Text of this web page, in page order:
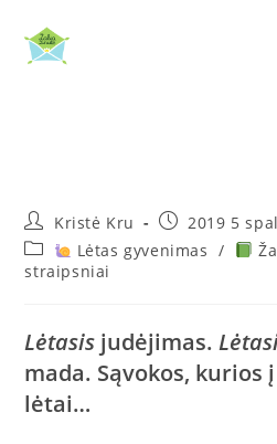
content
Post
author:
Kristė Kru
Post
published:
2019 5
Post
category:
Lėtas gyvenimas /
straipsniai
Lėtasis judėjimas.
mada. Sąvokos, kurios
lėtai…